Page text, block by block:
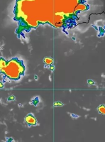
internacionales y
siendo el